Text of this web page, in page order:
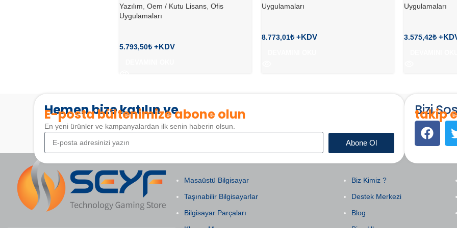
Yazılım Oem / Kutu Lisans Ofis
Uygulamaları
5.793,50₺
Uygulamaları
8.773,01₺
Uygulamaları
3.575,42₺
Hemen bize katılın ve
E-posta bültenimize abone olun
En yeni ürünler ve kampanyalardan ilk senin haberin olsun.
Abone Ol
Bizi
takip
Masaüstü Bilgisayar
Taşınabilir Bilgisayarlar
Bilgisayar Parçaları
Biz Kimiz ?
Destek Merkezi
Blog